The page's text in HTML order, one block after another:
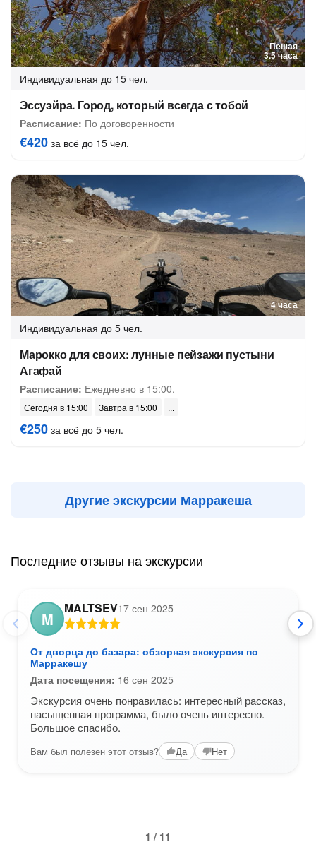
Пешая
3.5 часа
Индивидуальная до 15 чел.
Эссуэйра. Город, который всегда с тобой
Расписание: По договоренности
€420 за всё до 15 чел.
4 часа
Индивидуальная до 5 чел.
Марокко для своих: лунные пейзажи пустыни
Агафай
Расписание: Ежедневно в 15:00.
Сегодня в 15:00 Завтра в 15:00
€250 за всё до 5 чел.
Другие экскурсии Марракеша
Последние отзывы на экскурсии
M
MALTSEV17 сен 2025
От дворца до базара: обзорная экскурсия по
Марракешу
Дата посещения: 16 сен 2025
Экскурсия очень понравилась: интересный рассказ,
насыщенная программа, было очень интересно.
Большое спасибо.
Вам был полезен этот отзыв? Да Нет
1 / 11